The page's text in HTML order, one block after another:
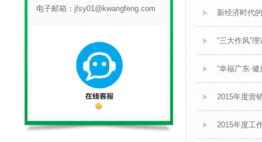
电子邮箱： jfsy01@kwangfeng.com 新经济时代
“三大作风”
“幸福广东·
2015年度营
2015年度工